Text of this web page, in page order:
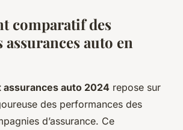
comparatif des
auto en
assurances auto 2024 repose sur
des performances des
d’assurance. Ce